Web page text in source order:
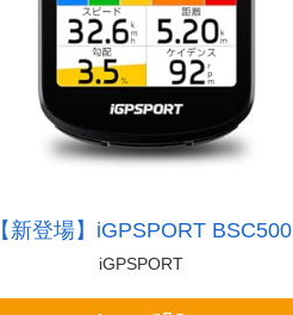
【新登場】iGPSPORT BSC500
iGPSPORT